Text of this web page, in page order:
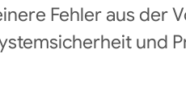
Fehler aus der
und